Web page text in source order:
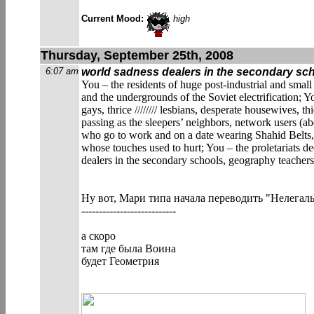
Current Mood: high
Thursday, September 25th, 2008
6:07 am world sadness dealers in the secondary
You – the residents of huge post-industrial and
and the undergrounds of the Soviet electrification;
gays, thrice //////// lesbians, desperate housewives,
passing as the sleepers’ neighbors, network users
who go to work and on a date wearing Shahid
whose touches used to hurt; You – the proletariats
dealers in the secondary schools, geography
Ну вот, Мари типа начала переводить
---------------------------
а скоро
там где была Воина
будет Геометрия